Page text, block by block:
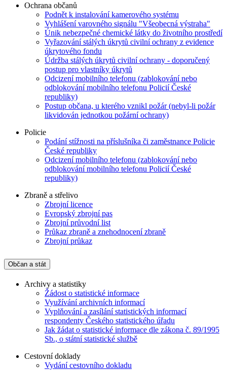
Ochrana občanů
Podnět k instalování kamerového systému
Vyhlášení varovného signálu "Všeobecná výstraha"
Únik nebezpečné chemické látky do životního prostředí
Vyřazování stálých úkrytů civilní ochrany z evidence
úkrytového fondu
Údržba stálých úkrytů civilní ochrany - doporučený
postup pro vlastníky úkrytů
Odcizení mobilního telefonu (zablokování nebo
odblokování mobilního telefonu Policií České
republiky)
Postup občana, u kterého vznikl požár (nebyl-li požár
likvidován jednotkou požární ochrany)
Policie
Podání stížnosti na příslušníka či zaměstnance Policie
České republiky
Odcizení mobilního telefonu (zablokování nebo
odblokování mobilního telefonu Policií České
republiky)
Zbraně a střelivo
Zbrojní licence
Evropský zbrojní pas
Zbrojní průvodní list
Průkaz zbraně a znehodnocení zbraně
Zbrojní průkaz
Občan a stát
Archivy a statistiky
Žádost o statistické informace
Využívání archivních informací
Vyplňování a zasílání statistických informací
respondenty Českého statistického úřadu
Jak žádat o statistické informace dle zákona č. 89/1995
Sb., o státní statistické službě
Cestovní doklady
Vydání cestovního dokladu